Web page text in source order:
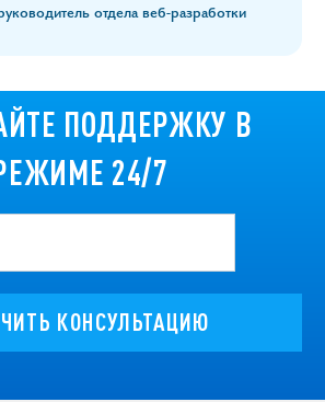
отдела веб-разработки
ПОДДЕРЖКУ В
24/7
КОНСУЛЬТАЦИЮ